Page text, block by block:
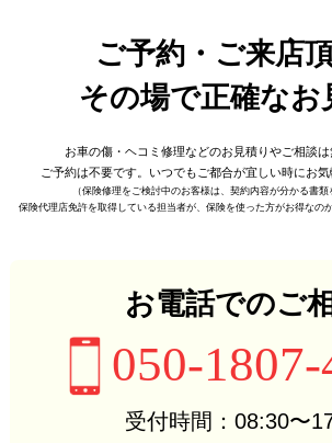
ご予約・ご来店
その場で正確なお
お車の傷・ヘコミ修理などのお見積りやご相談は
ご予約は不要です。 いつでもご都合が宜しい時にお気
（保険修理をご検討中のお客様は、契約内容が分かる書類
保険代理店免許を取得している担当者が、 保険を使った方がお得なの
お電話でのご
050-1807-
受付時間：08:30〜